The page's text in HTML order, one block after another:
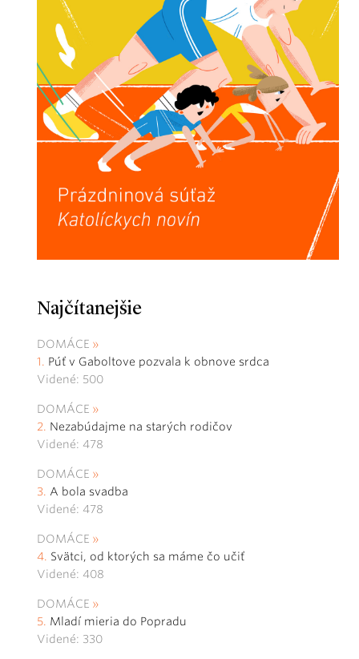
Najčítanejšie
DOMÁCE
Púť v Gaboltove pozvala k obnove srdca
Videné: 500
DOMÁCE
Nezabúdajme na starých rodičov
Videné: 478
DOMÁCE
A bola svadba
Videné: 478
DOMÁCE
Svätci, od ktorých sa máme čo učiť
Videné: 408
DOMÁCE
Mladí mieria do Popradu
Videné: 330